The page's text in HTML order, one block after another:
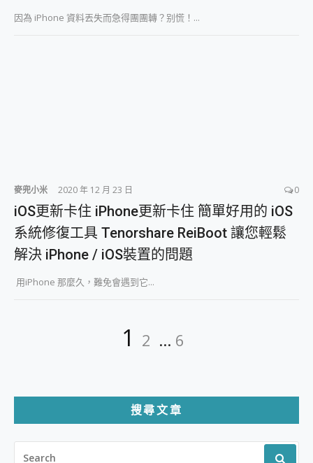
因為 iPhone 資料丟失而急得團團轉？别慌！...
麥兜小米 2020 年 12 月 23 日 0
iOS更新卡住 iPhone更新卡住 簡單好用的 iOS
系統修復工具 Tenorshare ReiBoot 讓您輕鬆
解決 iPhone / iOS裝置的問題
用iPhone 那麼久，難免會遇到它...
頁
Page
1 Page
2 ... Page
6
搜尋文章